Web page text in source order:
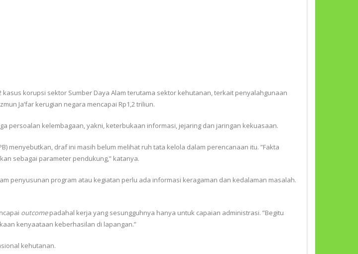
korupsi sektor Sumber Daya Alam terutama sektor kehutanan, terkait penyalahgunaan
Ja’far kerugian negara mencapai Rp1,2 triliun.
persoalan kelembagaan, yakni, keterbukaan informasi, jejaring dan jaringan kekuasaan.
menyebutkan, draf ini masih belum melihat ruh tata kelola dalam perencanaan itu. ”Fakta
sebagai parameter pendukung,” katanya.
penyusunan program atau kegiatan perlu ada informasi keragaman dan kedalaman masalah.
outcomepadahal kerja yang sesungguhnya hanya untuk capaian administrasi. ”Begitu
kenyaataan keberhasilan di lapangan.”
kehutanan.